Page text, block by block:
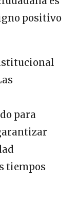
positivo
para
tiempos